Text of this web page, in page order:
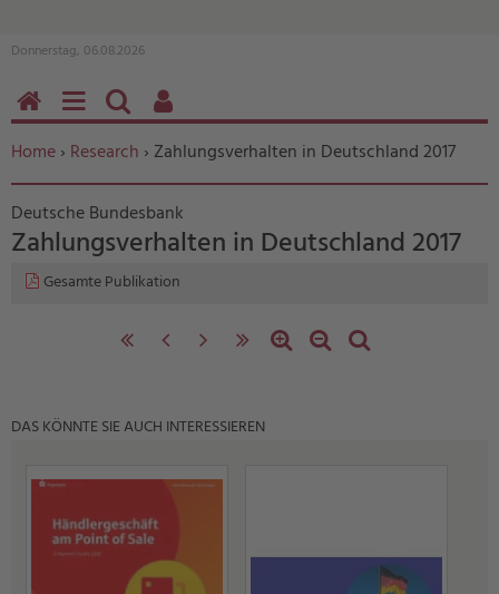
Donnerstag, 06.08.2026
Sie befinden sich hier:
Home› Research › Zahlungsverhalten in Deutschland 2017
Deutsche Bundesbank
Zahlungsverhalten in Deutschland 2017
Gesamte Publikation
SeiteSeite› »
DAS KÖNNTE SIE AUCH INTERESSIEREN
HOMEMENÜSUCHEN
BENUTZERFUNKTIONEN